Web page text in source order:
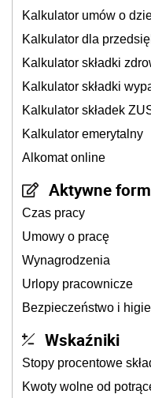
Kalkulator umów o
Kalkulator dla
Kalkulator składki
Kalkulator składki
Kalkulator składek
Kalkulator emerytalny
Alkomat online
Aktywne
Czas pracy
Umowy o pracę
Wynagrodzenia
Urlopy pracownicze
Bezpieczeństwo i
Wskaźniki
Stopy procentowe
Kwoty wolne od